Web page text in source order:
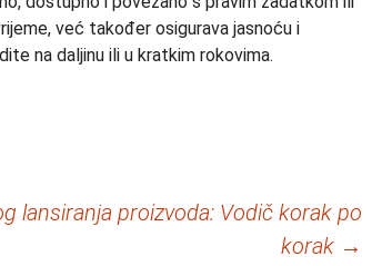
već također osigurava jasnoću i
na daljinu ili u kratkim rokovima.
lansiranja proizvoda: Vodič korak po
korak →